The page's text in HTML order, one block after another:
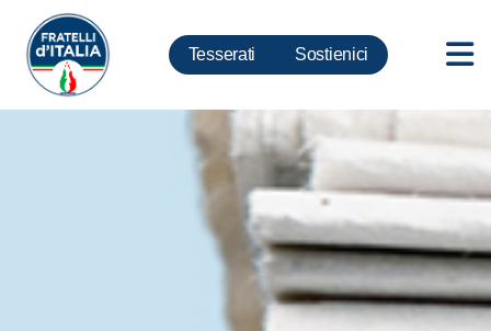
Tesserati Sostienici